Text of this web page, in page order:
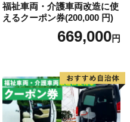
年「自生北限のブナ林」
が広がっており、散策路
る「北のヤシの木」と呼
を乗り越え、現在、まち
に親しまれています。
のブナを活用したまちづ
川の３つの地域の地理
福祉車両・介護車両改造に使
えるクーポン券(200,000 円)
669,000円